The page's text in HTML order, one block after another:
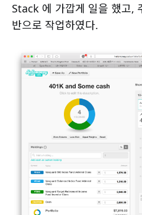
Stack 에 가깝게 일을 했고,
반으로 작업하였다.